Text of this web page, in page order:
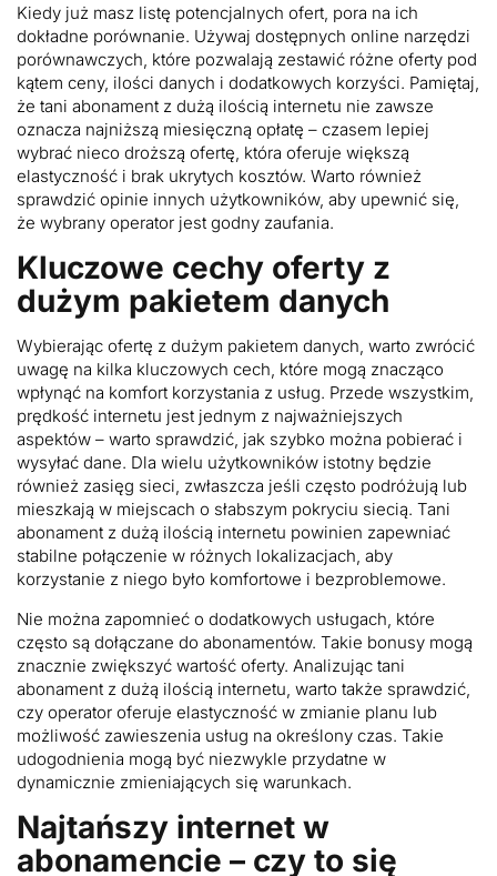
Kiedy już masz listę potencjalnych ofert, pora na ich
dokładne porównanie. Używaj dostępnych online narzędzi
porównawczych, które pozwalają zestawić różne oferty pod
kątem ceny, ilości danych i dodatkowych korzyści. Pamiętaj,
że tani abonament z dużą ilością internetu nie zawsze
oznacza najniższą miesięczną opłatę – czasem lepiej
wybrać nieco droższą ofertę, która oferuje większą
elastyczność i brak ukrytych kosztów. Warto również
sprawdzić opinie innych użytkowników, aby upewnić się,
że wybrany operator jest godny zaufania.
Kluczowe cechy oferty z
dużym pakietem danych
Wybierając ofertę z dużym pakietem danych, warto zwrócić
uwagę na kilka kluczowych cech, które mogą znacząco
wpłynąć na komfort korzystania z usług. Przede wszystkim,
prędkość internetu jest jednym z najważniejszych
aspektów – warto sprawdzić, jak szybko można pobierać i
wysyłać dane. Dla wielu użytkowników istotny będzie
również zasięg sieci, zwłaszcza jeśli często podróżują lub
mieszkają w miejscach o słabszym pokryciu siecią. Tani
abonament z dużą ilością internetu powinien zapewniać
stabilne połączenie w różnych lokalizacjach, aby
korzystanie z niego było komfortowe i bezproblemowe.
Nie można zapomnieć o dodatkowych usługach, które
często są dołączane do abonamentów. Takie bonusy mogą
znacznie zwiększyć wartość oferty. Analizując tani
abonament z dużą ilością internetu, warto także sprawdzić,
czy operator oferuje elastyczność w zmianie planu lub
możliwość zawieszenia usług na określony czas. Takie
udogodnienia mogą być niezwykle przydatne w
dynamicznie zmieniających się warunkach.
Najtańszy internet w
abonamencie – czy to się